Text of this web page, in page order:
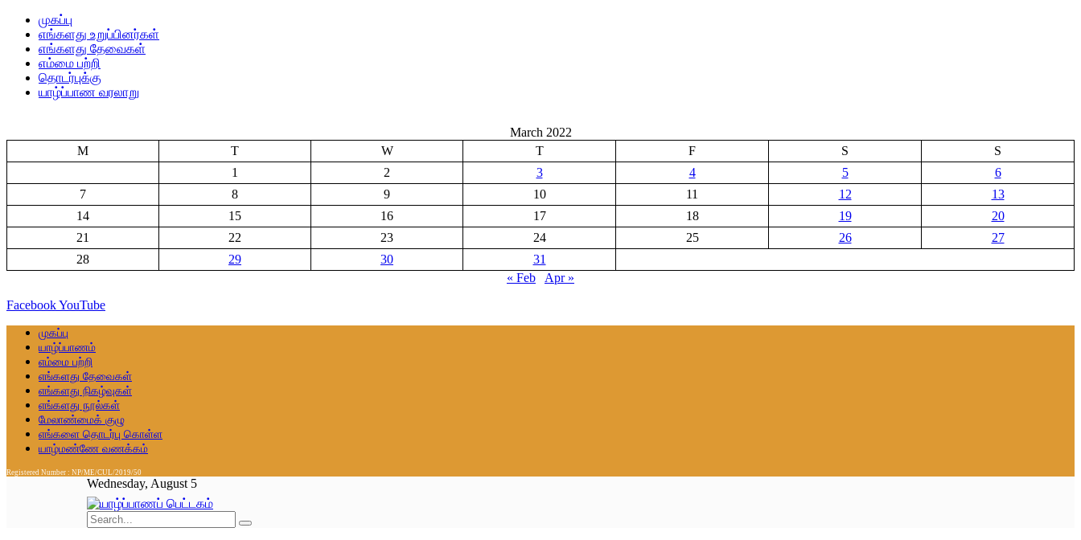
முகப்பு
எங்களது உறுப்பினர்கள்
எங்களது தேவைகள்
எம்மை பற்றி
தொடர்புக்கு
யாழ்ப்பாண வரலாறு
March 2022
M
T W T F S
S
1
2 3 4 5
6
7
8 9 10 11 12
13
14
15 16 17 18 19
20
21
22 23 24 25 26
27
28
29 30
31
« Feb
Apr »
FacebookYouTube
முகப்பு
யாழ்ப்பாணம்
எம்மை பற்றி
எங்களது தேவைகள்
எங்களது நிகழ்வுகள்
எங்களது நூல்கள்
மேலாண்மைக் குழு
எங்களை தொடர்பு கொள்ள
யாழ்மண்ணே வணக்கம்
Registered Number : NP/ME/CUL/2019/50
Wednesday, August 5